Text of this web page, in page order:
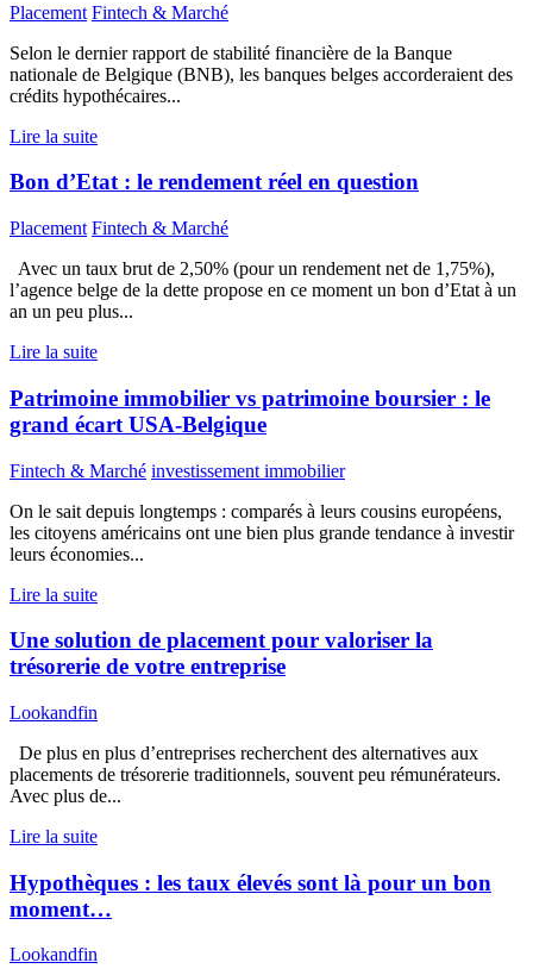
Placement Fintech & Marché
Selon le dernier rapport de stabilité financière de la Banque
nationale de Belgique (BNB), les banques belges accorderaient des
crédits hypothécaires...
Lire la suite
Bon d’Etat : le rendement réel en question
Placement Fintech & Marché
Avec un taux brut de 2,50% (pour un rendement net de 1,75%),
l’agence belge de la dette propose en ce moment un bon d’Etat à un
an un peu plus...
Lire la suite
Patrimoine immobilier vs patrimoine boursier : le
grand écart USA-Belgique
Fintech & Marché investissement immobilier
On le sait depuis longtemps : comparés à leurs cousins européens,
les citoyens américains ont une bien plus grande tendance à investir
leurs économies...
Lire la suite
Une solution de placement pour valoriser la
trésorerie de votre entreprise
Lookandfin
De plus en plus d’entreprises recherchent des alternatives aux
placements de trésorerie traditionnels, souvent peu rémunérateurs.
Avec plus de...
Lire la suite
Hypothèques : les taux élevés sont là pour un bon
moment…
Lookandfin